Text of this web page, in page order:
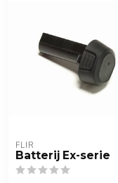
FLIR
Batterij Ex-serie